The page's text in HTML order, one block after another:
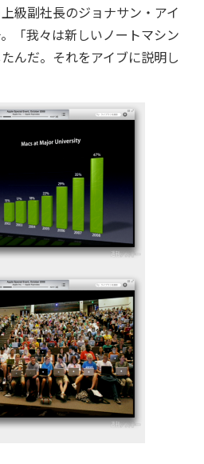
級副社長のジョナサン・アイ
「我々は新しいノートマシン
んだ。それをアイブに説明し